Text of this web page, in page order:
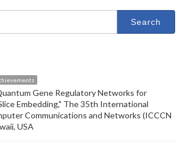
Gene Regulatory Networks for
Embedding," The 35th International
Communications and Networks (ICCCN
USA